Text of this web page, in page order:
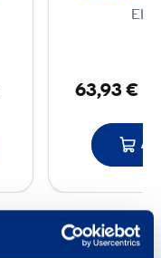
EL-
63,93 €